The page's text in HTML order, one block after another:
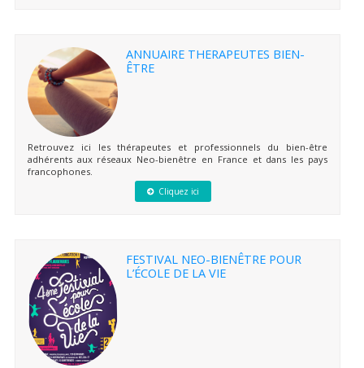
ANNUAIRE THERAPEUTES BIEN-
ÊTRE
Retrouvez ici les thérapeutes et professionnels du bien-être
adhérents aux réseaux Neo-bienêtre en France et dans les pays
francophones.
Cliquez ici
FESTIVAL NEO-BIENÊTRE POUR
L’ÉCOLE DE LA VIE